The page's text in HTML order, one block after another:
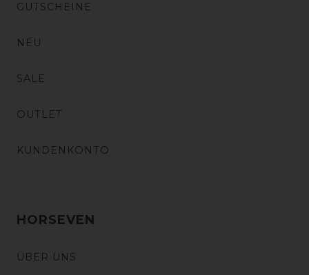
GUTSCHEINE
NEU
SALE
OUTLET
KUNDENKONTO
HORSEVEN
ÜBER UNS